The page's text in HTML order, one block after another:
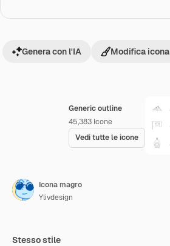
Generic outline
45,383 Icone
Vedi tutte le icone
Genera con l'IA Modifica icona
Icona magro
Ylivdesign
Stesso stile